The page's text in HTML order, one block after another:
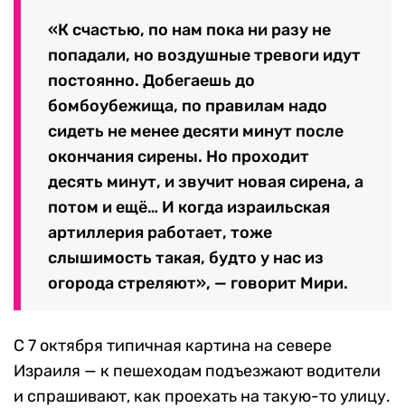
«К счастью, по нам пока ни разу не
попадали, но воздушные тревоги идут
постоянно. Добегаешь до
бомбоубежища, по правилам надо
сидеть не менее десяти минут после
окончания сирены. Но проходит
десять минут, и звучит новая сирена, а
потом и ещё… И когда израильская
артиллерия работает, тоже
слышимость такая, будто у нас из
огорода стреляют», — говорит Мири.
С 7 октября типичная картина на севере
Израиля — к пешеходам подъезжают водители
и спрашивают, как проехать на такую-то улицу.